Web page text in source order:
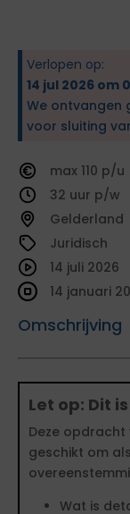
Verlopen op:
14 jul 2026 om
We ontvangen
voor sluiting
110
32
Gelderland
Juridisch
Omschrijving
14 juli 2026
14 januari
Let op: Dit
Deze
geschikt om
Wat is